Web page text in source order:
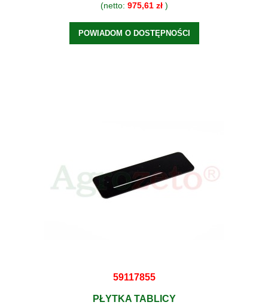
(netto: 975,61 zł)
POWIADOM O DOSTĘPNOŚCI
59117855
PŁYTKA TABLICY